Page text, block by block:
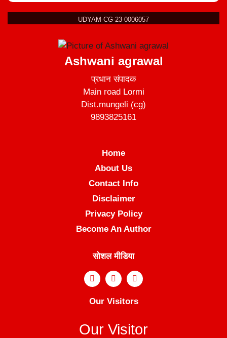
UDYAM-CG-23-0006057
Ashwani agrawal
प्रधान संपादक
Main road Lormi
Dist.mungeli (cg)
9893825161
Home
About Us
Contact Info
Disclaimer
Privacy Policy
Become An Author
सोशल मीडिया
Our Visitors
Our Visitor